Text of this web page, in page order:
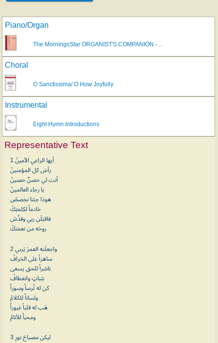
Piano/Organ
The MorningsStar ORGANIST'S COMPANION -…
Choral
O Sanctissima/ O How Joyfully
Instrumental
Eight Hymn Introductions
Representative Text
1 أيها الراعي الأمينْ
رأسَ كل المؤمنينْ
أنت لي حصنٌ حصينْ
يا رجاء العالمينْ
هوذا جئنا نخصصْ
خادماً لكِلمتِكْ
فاقبَلَن ربي وقدِّسْ
روحَه من نعمتكْ
2 واجعلَنه العمرَ يَرىي
ساهراً على الخرافْ
ناشراً للحق يسعى
بثباتٍ وانعطافْ
كن له تُرساً وسوراً
ولساناً للكلامْ
هَب له قلباً غيوراً
ومحباً للأنامْ
3 ليكن مصباحَ نورِ